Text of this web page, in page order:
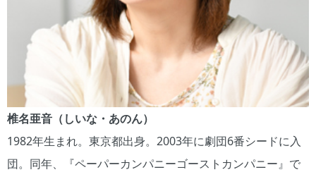
椎名亜音（しいな・あのん）
1982年生まれ。東京都出身。2003年に劇団6番シードに入
団。同年、『ペーパーカンパニーゴーストカンパニー』で